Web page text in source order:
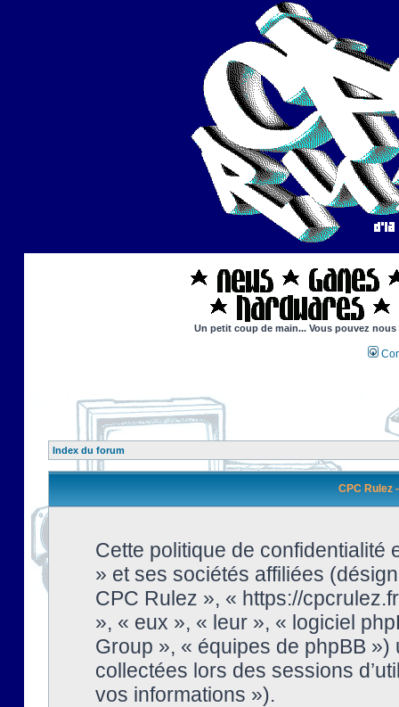
Un petit coup de main... Vous pouvez
Index du forum
CPC Rulez
Cette politique de confidentialité
» et ses sociétés affiliées
CPC Rulez », « https://
», « eux », « leur », « logiciel
Group », « équipes de phpBB
collectées lors des sessions
vos informations »).